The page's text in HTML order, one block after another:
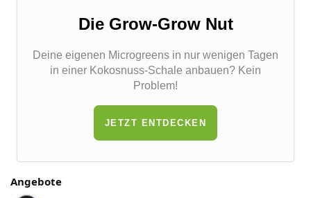
Die Grow-Grow Nut
Deine eigenen Microgreens in nur wenigen Tagen
in einer Kokosnuss-Schale anbauen? Kein
Problem!
JETZT ENTDECKEN
Angebote